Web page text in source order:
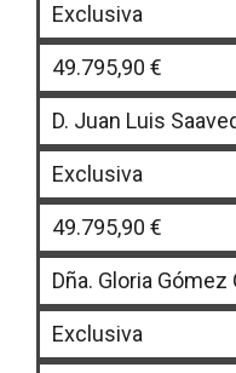
Exclusiva
49.795,90 €
D. Juan Luis
Exclusiva
49.795,90 €
Dña. Gloria Gómez
Exclusiva